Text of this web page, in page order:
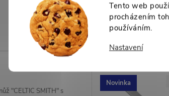
Tento web
procházením
používáním.
Nastavení
"CELTIC SMITH" s
Novinka